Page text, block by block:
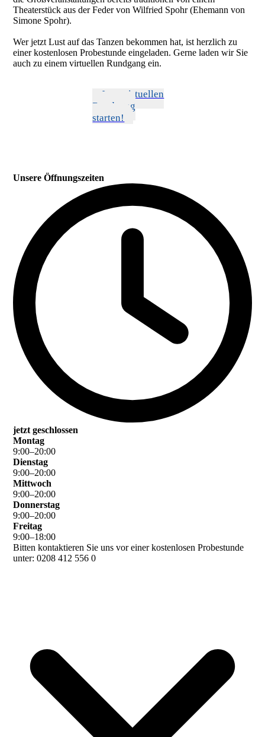
Theaterstück aus der Feder von Wilfried Spohr (Ehemann von
Simone Spohr).
Wer jetzt Lust auf das Tanzen bekommen hat, ist herzlich zu
einer kostenlosen Probestunde eingeladen. Gerne laden wir Sie
auch zu einem virtuellen Rundgang ein.
Jetzt virtuellen
Rundgang
starten!
Unsere Öffnungszeiten
jetzt geschlossen
Montag
9:00–20:00
Dienstag
9:00–20:00
Mittwoch
9:00–20:00
Donnerstag
9:00–20:00
Freitag
9:00–18:00
Bitten kontaktieren Sie uns vor einer kostenlosen Probestunde
unter: 0208 412 556 0